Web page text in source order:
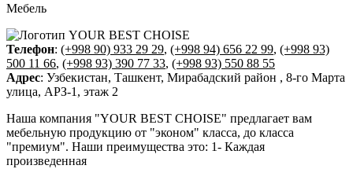
Мебель
Телефон: (+998 90) 933 29 29, (+998 94) 656 22 99, (+998 93)
500 11 66, (+998 93) 390 77 33, (+998 93) 550 88 55
Адрес: Узбекистан, Ташкент, Мирабадский район , 8-го Марта
улица, АРЗ-1, этаж 2
Наша компания "YOUR BEST CHOISE" предлагает вам
мебельную продукцию от "эконом" класса, до класса
"премиум". Наши преимущества это: 1- Каждая
произведенная